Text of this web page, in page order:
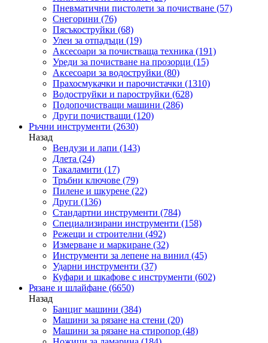
Пневматични пистолети за почистване (57)
Снегорини (76)
Пясъкоструйки (68)
Улеи за отпадъци (19)
Аксесоари за почистваща техника (191)
Уреди за почистване на прозорци (15)
Аксесоари за водоструйки (80)
Прахосмукачки и парочистачки (1310)
Водоструйки и пароструйки (628)
Подопочистващи машини (286)
Други почистващи (120)
Ръчни инструменти (2630)
Назад
Вендузи и лапи (143)
Длета (24)
Такаламити (17)
Тръбни ключове (79)
Пилене и шкурене (22)
Други (136)
Стандартни инструменти (784)
Специализирани инструменти (158)
Режещи и строителни (492)
Измерване и маркиране (32)
Инструменти за лепене на винил (45)
Ударни инструменти (37)
Куфари и шкафове с инструменти (602)
Рязане и шлайфане (6650)
Назад
Банциг машини (384)
Машини за рязане на стени (20)
Машини за рязане на стиропор (48)